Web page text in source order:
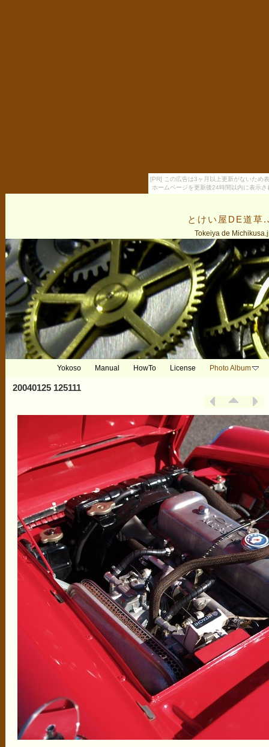
[PR] この広告は3ヶ月以上更新がないため
ホームページを更新後24時間以内に表示
とけい屋DE道草
Tokeiya de
Yokoso Manual HowTo License Photo Album
20040125 125111